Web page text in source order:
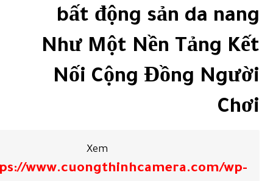
bất động sản da nang
Như Một Nền Tảng Kết
Nối Cộng Đồng Người
Chơi
Xem
www.cuongthinhcamera.com/wp-